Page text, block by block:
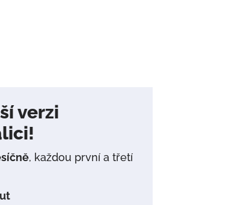
verzi
, každou první a třetí